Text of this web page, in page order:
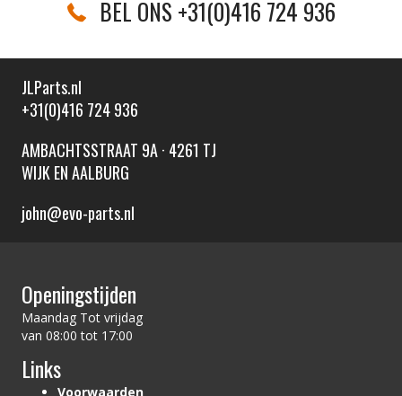
BEL ONS +31(0)416 724 936
JLParts.nl
+31(0)416 724 936
AMBACHTSSTRAAT 9A · 4261 TJ
WIJK EN AALBURG
john@evo-parts.nl
Openingstijden
Maandag Tot vrijdag
van 08:00 tot 17:00
Links
Voorwaarden